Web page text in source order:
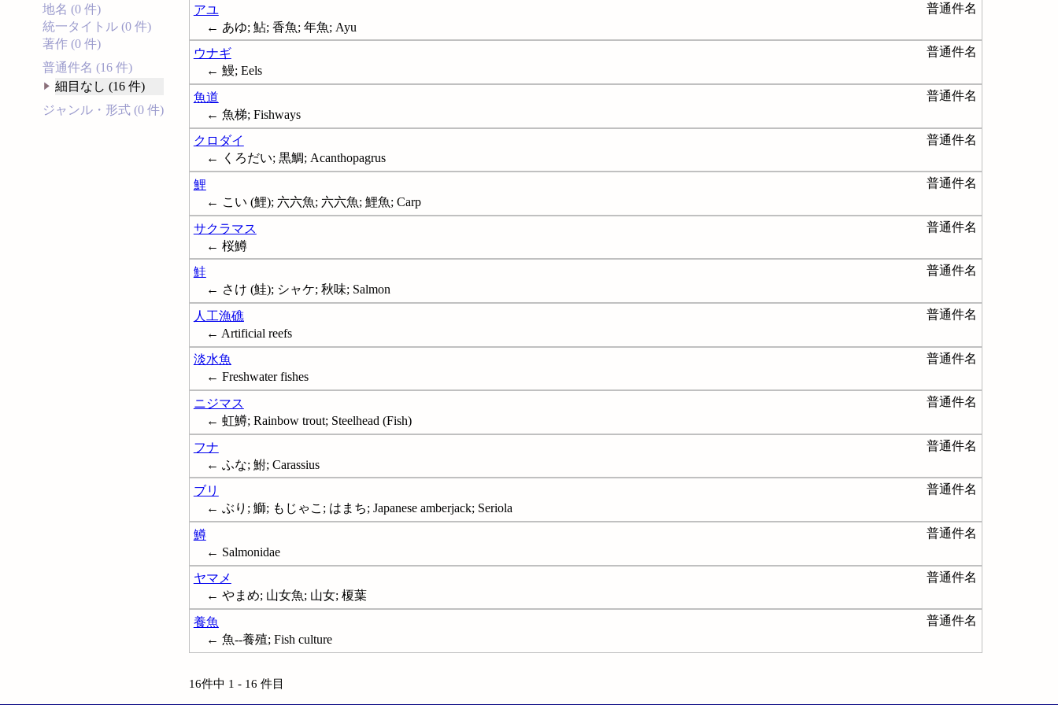
地名 (0 件)
統一タイトル (0 件)
著作 (0 件)
普通件名 (16 件)
細目なし (16 件)
ジャンル・形式 (0 件)
アユ
普通件名
← あゆ; 鮎; 香魚; 年魚; Ayu
ウナギ
普通件名
← 鰻; Eels
魚道
普通件名
← 魚梯; Fishways
クロダイ
普通件名
← くろだい; 黒鯛; Acanthopagrus
鯉
普通件名
← こい (鯉); 六六魚; 六六魚; 鯉魚; Carp
サクラマス
普通件名
← 桜鱒
鮭
普通件名
← さけ (鮭); シャケ; 秋味; Salmon
人工漁礁
普通件名
← Artificial reefs
淡水魚
普通件名
← Freshwater fishes
ニジマス
普通件名
← 虹鱒; Rainbow trout; Steelhead (Fish)
フナ
普通件名
← ふな; 鮒; Carassius
ブリ
普通件名
← ぶり; 鰤; もじゃこ; はまち; Japanese amberjack; Seriola
鱒
普通件名
← Salmonidae
ヤマメ
普通件名
← やまめ; 山女魚; 山女; 榎葉
養魚
普通件名
← 魚--養殖; Fish culture
16件中 1 - 16 件目